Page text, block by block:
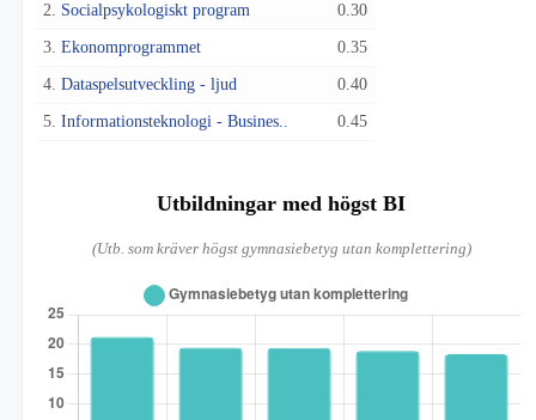
2. Socialpsykologiskt program 0.30
3. Ekonomprogrammet 0.35
4. Dataspelsutveckling - ljud 0.40
5. Informationsteknologi - Busines.. 0.45
Utbildningar med högst BI
(Utb. som kräver högst gymnasiebetyg utan komplettering)